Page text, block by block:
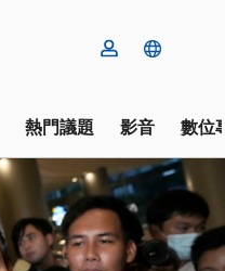
熱門議題 影音 數位